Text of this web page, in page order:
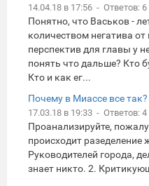
14.04.18 в 17:56 - Ответов: 6
Понятно, что Васьков -
количеством негатива
перспектив для главы у
понять что дальше? Кто
Кто и как ег...
Почему в Миассе все так?
17.03.18 в 19:33 - Ответов: 4
Проанализируйте,
происходит разеделение
Руководителей города,
знает никто. 2.